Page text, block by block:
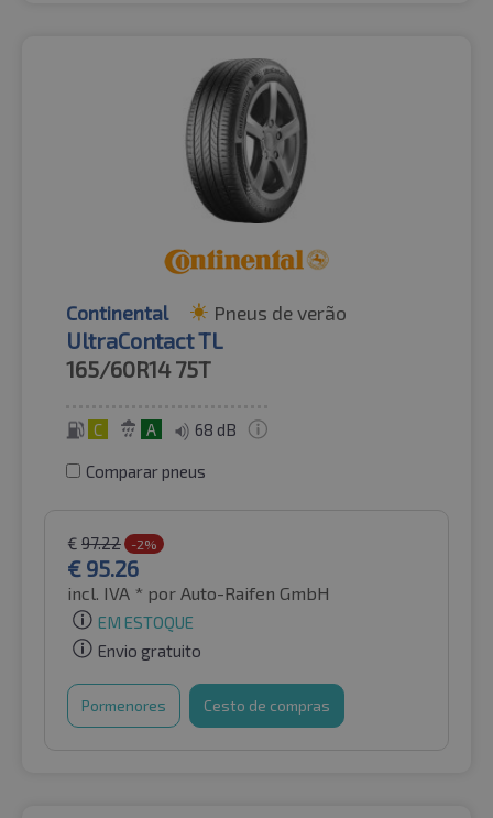
Continental Pneus de verão
UltraContact TL
165/60R14 75T
C A 68 dB
Comparar pneus
€ 97.22 -2%
€ 95.26
incl. IVA * por Auto-Raifen GmbH
EM ESTOQUE
Envio gratuito
Pormenores Cesto de compras